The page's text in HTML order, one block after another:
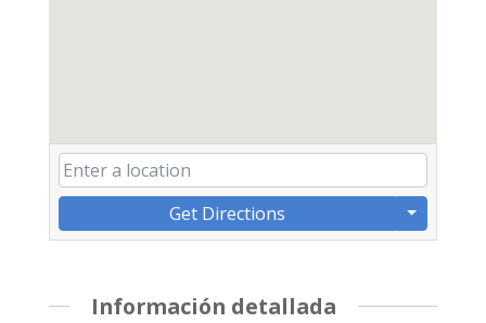
Get Directions
Información detallada